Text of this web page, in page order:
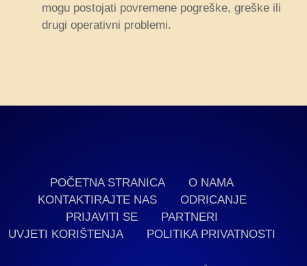
mogu postojati povremene pogreške, greške ili
drugi operativni problemi.
POČETNA STRANICA
O NAMA
KONTAKTIRAJTE NAS
ODRICANJE
PRIJAVITI SE
PARTNERI
UVJETI KORIŠTENJA
POLITIKA PRIVATNOSTI